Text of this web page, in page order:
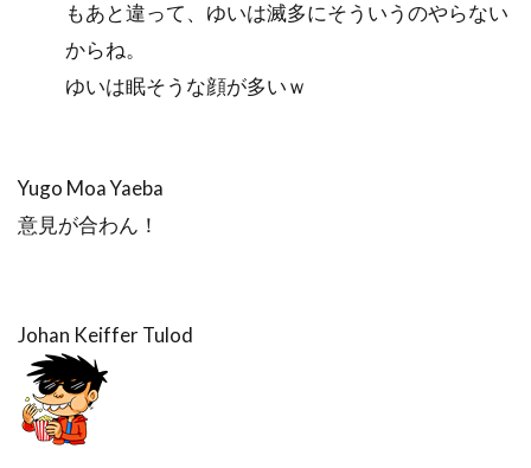
もあと違って、ゆいは滅多にそういうのやらない
からね。
ゆいは眠そうな顔が多いｗ
Yugo Moa Yaeba
意見が合わん！
Johan Keiffer Tulod